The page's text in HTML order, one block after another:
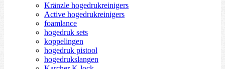
Kränzle hogedrukreinigers
Active hogedrukreinigers
foamlance
hogedruk sets
koppelingen
hogedruk pistool
hogedrukslangen